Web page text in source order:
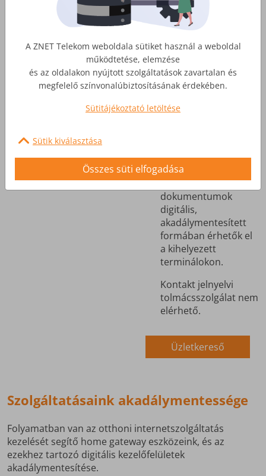
Üzleteink akadálymentessége
A ZNET Telekom
ügyfélszolgálatai
közelükben
Az
ügyfélszolgálatokon
közzétett
dokumentumok
digitális,
akadálymentesített
formában érhetők el
a kihelyezett
terminálokon.
Kontakt jelnyelvi
tolmácsszolgálat nem
elérhető.
Üzletkereső
Szolgáltatásaink akadálymentessége
Folyamatban van az otthoni internetszolgáltatás
kezelését segítő home gateway eszközeink, és az
ezekhez tartozó digitális kezelőfelületek
akadálymentesítése.
A ZNET Telekom weboldala sütiket használ a weboldal
működtetése, elemzése
és az oldalakon nyújtott szolgáltatások zavartalan és
megfelelő színvonalúbiztosításának érdekében.
Sütitájékoztató letöltése
Sütik kiválasztása
Összes süti elfogadása